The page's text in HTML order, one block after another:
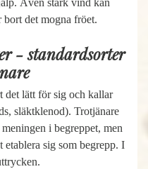
Även stark vind kan
bort det mogna fröet.
- standardsorter
det lätt för sig och kallar
släktklenod). Trotjänare
i begreppet, men
sig som begrepp. I